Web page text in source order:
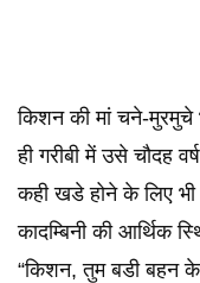
किशन की मां चने-
ही गरीबी में उसे चौदह
कही खडे होने के लिए
कादम्बिनी की आर्थिक
“किशन, तुम बडी बहन